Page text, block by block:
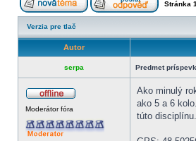
Stránka 1
Verzia pre tlač
Autor
serpa Predmet
Moderátor fóra
Ako minulý
ako 5 a 6
túto